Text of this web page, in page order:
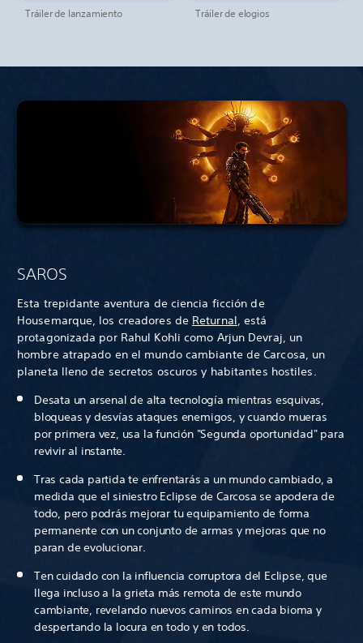
Tráiler de lanzamiento Tráiler de elogios
SAROS
Esta trepidante aventura de ciencia ficción de
Housemarque, los creadores de Returnal, está
protagonizada por Rahul Kohli como Arjun Devraj, un
hombre atrapado en el mundo cambiante de Carcosa, un
planeta lleno de secretos oscuros y habitantes hostiles.
Desata un arsenal de alta tecnología mientras esquivas,
bloqueas y desvías ataques enemigos, y cuando mueras
por primera vez, usa la función "Segunda oportunidad" para
revivir al instante.
Tras cada partida te enfrentarás a un mundo cambiado, a
medida que el siniestro Eclipse de Carcosa se apodera de
todo, pero podrás mejorar tu equipamiento de forma
permanente con un conjunto de armas y mejoras que no
paran de evolucionar.
Ten cuidado con la influencia corruptora del Eclipse, que
llega incluso a la grieta más remota de este mundo
cambiante, revelando nuevos caminos en cada bioma y
despertando la locura en todo y en todos.